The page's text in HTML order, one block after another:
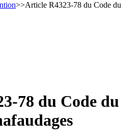
>>Article R4323-78 du Code du
78 du Code du